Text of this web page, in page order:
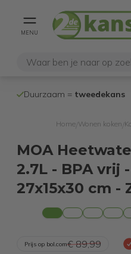
MENU
Duurzaam = tweedekans
Home/ Wonen koken
MOA
2.7L - BPA vrij
27x15x30 cm
Prijs op bol.com€ 89,99